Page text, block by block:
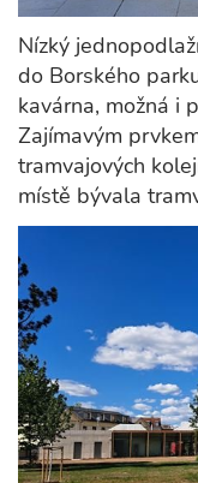
Nízký
do Borského
kavárna, možná i
Zajímavým
tramvajových
místě bývala